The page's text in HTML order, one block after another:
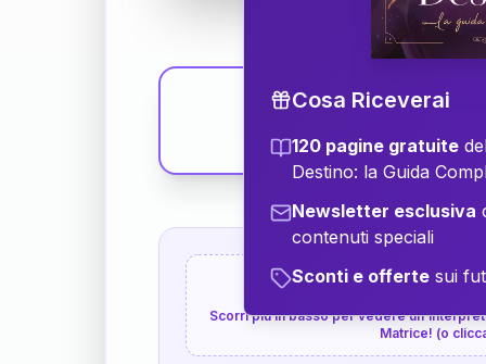
👇 P.S. Interpretazione
Scorri più in basso per vedere
Matrice! (o
Cosa Riceverai
120 pagine gratuite
Destino: la Guida
Newsletter esclusiva
contenuti speciali
Sconti e offerte sui